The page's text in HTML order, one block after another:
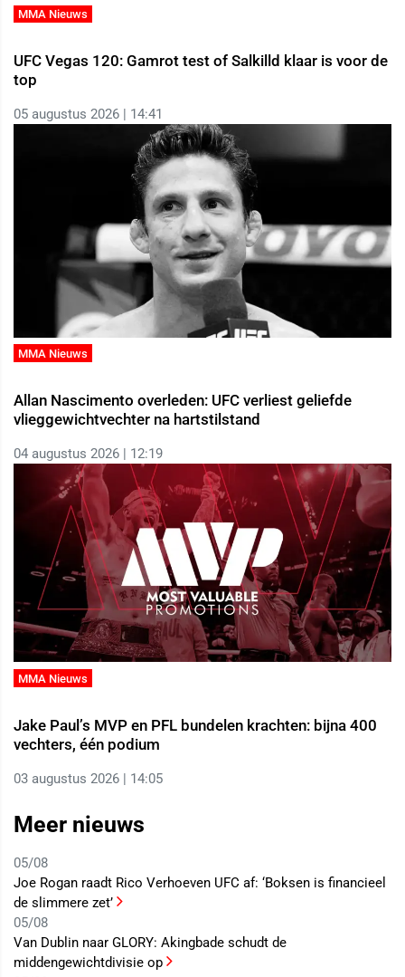
MMA Nieuws
UFC Vegas 120: Gamrot test of Salkilld klaar is voor de
top
05 augustus 2026 | 14:41
MMA Nieuws
Allan Nascimento overleden: UFC verliest geliefde
vlieggewichtvechter na hartstilstand
04 augustus 2026 | 12:19
MMA Nieuws
Jake Paul’s MVP en PFL bundelen krachten: bijna 400
vechters, één podium
03 augustus 2026 | 14:05
Meer nieuws
05/08
Joe Rogan raadt Rico Verhoeven UFC af: ‘Boksen is financieel
de slimmere zet’
05/08
Van Dublin naar GLORY: Akingbade schudt de
middengewichtdivisie op